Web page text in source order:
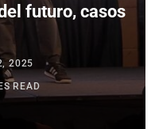
futuro, casos
2025
READ